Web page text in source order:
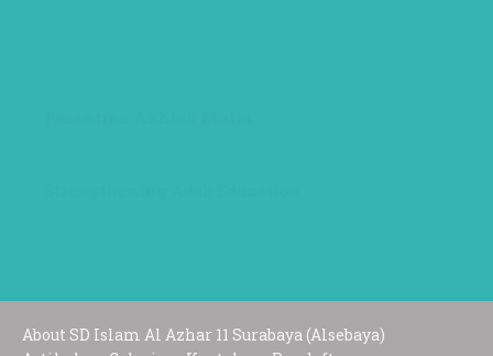
About SD Islam Al Azhar 11 Surabaya (Alsebaya)